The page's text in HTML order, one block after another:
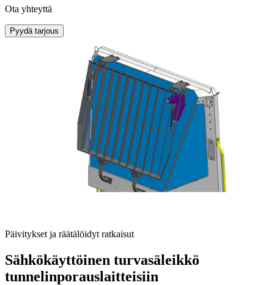
Ota yhteyttä
Pyydä tarjous
Päivitykset ja räätälöidyt ratkaisut
Sähkökäyttöinen turvasäleikkö
tunnelinporauslaitteisiin